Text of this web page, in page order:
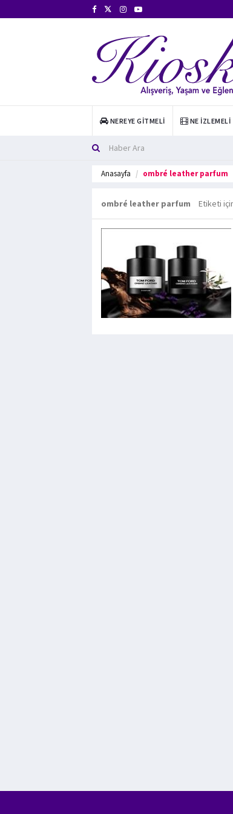
NEREYE GITMELI NE İZLEMELI
Anasayfa ombré leather parfum
ombré leather parfum Etiketi